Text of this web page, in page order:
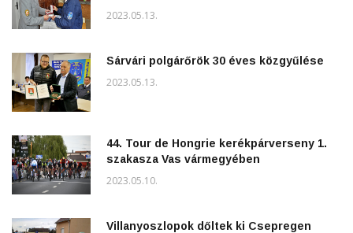
2023.05.13.
Sárvári polgárőrök 30 éves közgyűlése
2023.05.13.
44. Tour de Hongrie kerékpárverseny 1.
szakasza Vas vármegyében
2023.05.10.
Villanyoszlopok dőltek ki Csepregen